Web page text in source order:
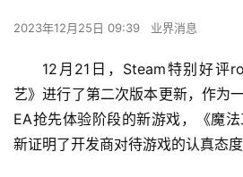
2023年12月25日 09:39 业界消息
12月21日，Steam特别好评
艺》进行了第二次版本更新，作为
EA抢先体验阶段的新游戏，《魔
新证明了开发商对待游戏的认真态度